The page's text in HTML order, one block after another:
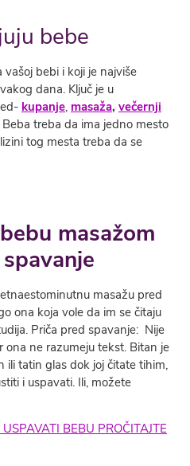
bebe
bebi i koji je najviše
dana. Ključ je u
kupanje, masaža, večernji
treba da ima jedno mesto
tog mesta treba da se
masažom
masažu pred
ona koja vole da im se čitaju
Priča pred spavanje: Nije
ona ne razumeju tekst. Bitan je
ili tatin glas dok joj čitate tihim,
i uspavati. Ili, možete
BEBU PROČITAJTE